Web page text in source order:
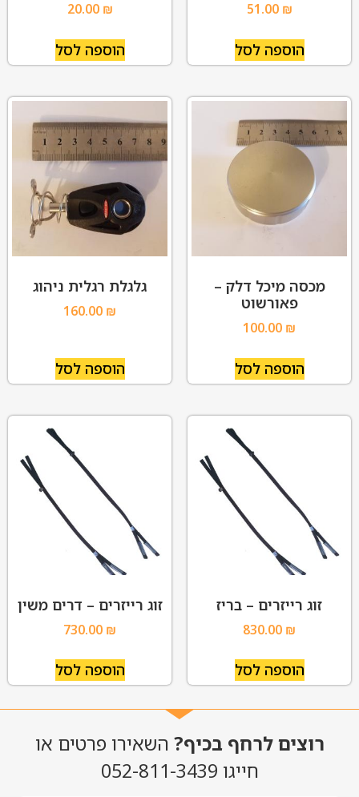
51.00 ₪
הוספה לסל
20.00 ₪
הוספה לסל
מכסה מיכל דלק –
פאורשוט
100.00 ₪
הוספה לסל
גלגלת רגלית ניהוג
160.00 ₪
הוספה לסל
זוג רייזרים – בריז
830.00 ₪
הוספה לסל
זוג רייזרים – דרים משין
730.00 ₪
הוספה לסל
רוצים לרחף בכיף? השאירו פרטים או
חייגו 052-811-3439